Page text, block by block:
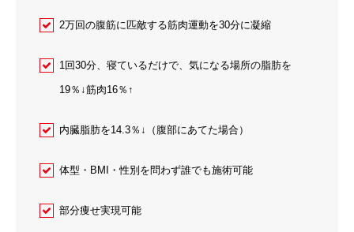
2万回の腹筋に匹敵する筋肉運動を30分に凝縮
1回30分、寝ているだけで、気になる場所の脂肪を
19％↓筋肉16％↑
内臓脂肪を14.3％↓（腹部にあてた場合）
体型・BMI・性別を問わず誰でも施術可能
部分痩せ実現可能